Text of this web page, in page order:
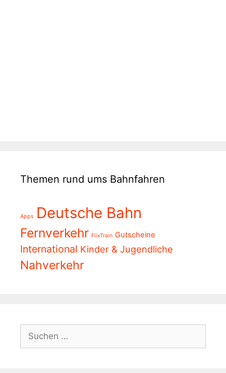
Themen rund ums Bahnfahren
Apps Deutsche Bahn
Fernverkehr FlixTrain Gutscheine
International Kinder & Jugendliche
Nahverkehr
nach: